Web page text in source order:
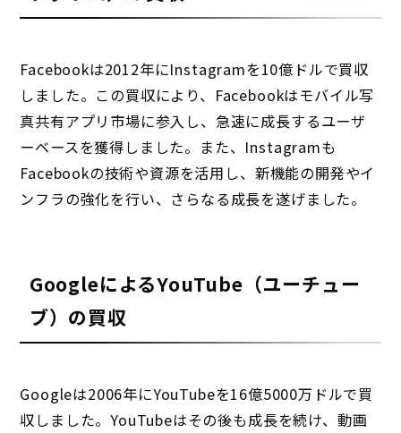
Facebookは2012年にInstagramを10億ドルで買収
しました。この買収により、Facebookはモバイル写
真共有アプリ市場に参入し、急速に成長するユーザ
ーベースを獲得しました。また、Instagramも
Facebookの技術や資源を活用し、新機能の開発やイ
ンフラの強化を行い、さらなる成長を遂げました。
GoogleによるYouTube（ユーチュー
ブ）の買収
Googleは2006年にYouTubeを16億5000万ドルで買
収しました。YouTubeはその後も成長を続け、動画